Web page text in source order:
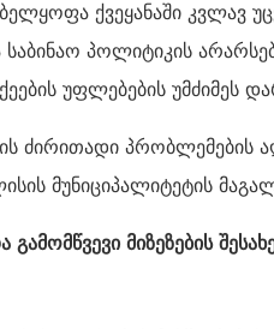
ქვეყანაში კვლავ
პოლიტიკის
უფლებების უმძიმეს
ძირითადი პრობლემების
მუნიციპალიტეტის
მიზეზების